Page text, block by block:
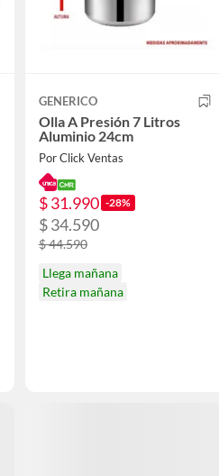
GENERICO
Olla A Presión 7 Litros
Aluminio 24cm
Por Click Ventas
$ 31.990 -28%
$ 34.590
$ 44.590
Llega mañana
Retira mañana